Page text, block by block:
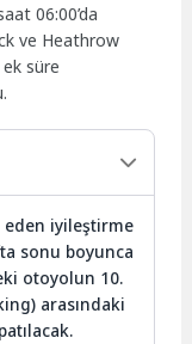
06:00’da
ve Heathrow
süre
eden iyileştirme
sonu boyunca
otoyolun 10.
arasındaki